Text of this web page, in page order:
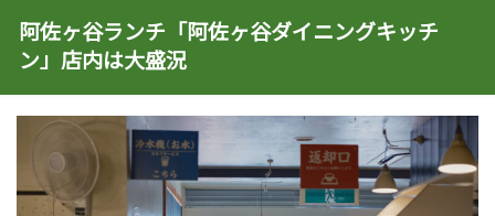
阿佐ヶ谷ランチ「阿佐ヶ谷ダイニングキッチ
ン」店内は大盛況